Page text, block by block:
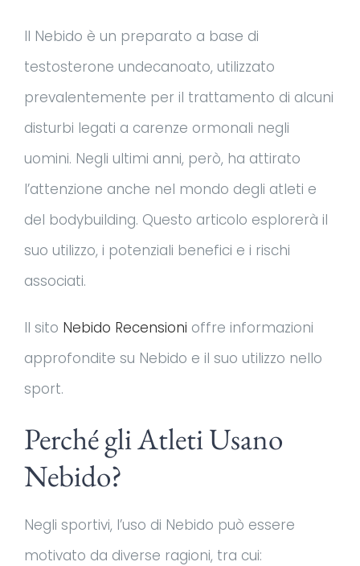
Il Nebido è un preparato a base di
testosterone undecanoato, utilizzato
prevalentemente per il trattamento di alcuni
disturbi legati a carenze ormonali negli
uomini. Negli ultimi anni, però, ha attirato
l’attenzione anche nel mondo degli atleti e
del bodybuilding. Questo articolo esplorerà il
suo utilizzo, i potenziali benefici e i rischi
associati.
Il sito Nebido Recensioni offre informazioni
approfondite su Nebido e il suo utilizzo nello
sport.
Perché gli Atleti Usano
Nebido?
Negli sportivi, l’uso di Nebido può essere
motivato da diverse ragioni, tra cui: